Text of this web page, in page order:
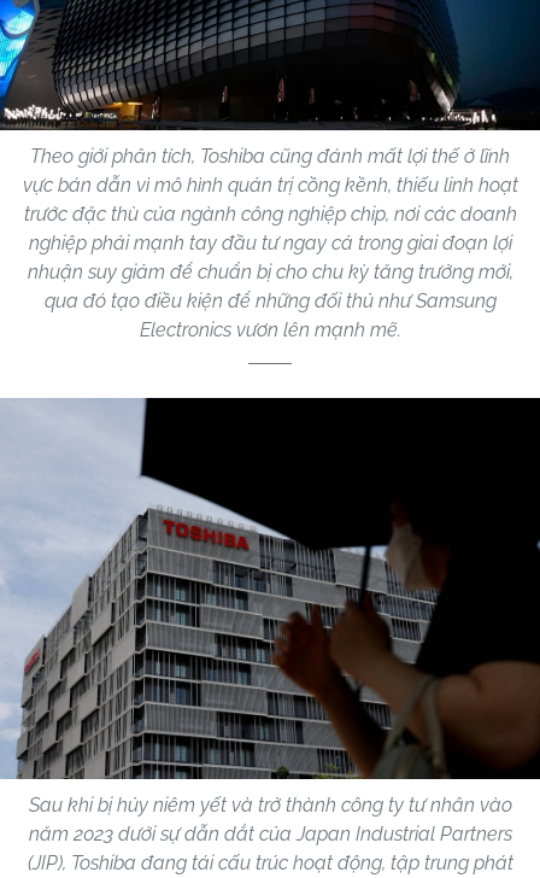
Theo giới phân tích, Toshiba cũng đánh mất lợi thế ở lĩnh
vực bán dẫn vì mô hình quản trị cồng kềnh, thiếu linh hoạt
trước đặc thù của ngành công nghiệp chip, nơi các doanh
nghiệp phải mạnh tay đầu tư ngay cả trong giai đoạn lợi
nhuận suy giảm để chuẩn bị cho chu kỳ tăng trưởng mới,
qua đó tạo điều kiện để những đối thủ như Samsung
Electronics vươn lên mạnh mẽ.
Sau khi bị hủy niêm yết và trở thành công ty tư nhân vào
năm 2023 dưới sự dẫn dắt của Japan Industrial Partners
(JIP), Toshiba đang tái cấu trúc hoạt động, tập trung phát